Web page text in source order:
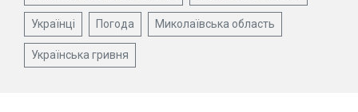
Українці Погода Миколаївська область
Українська гривня